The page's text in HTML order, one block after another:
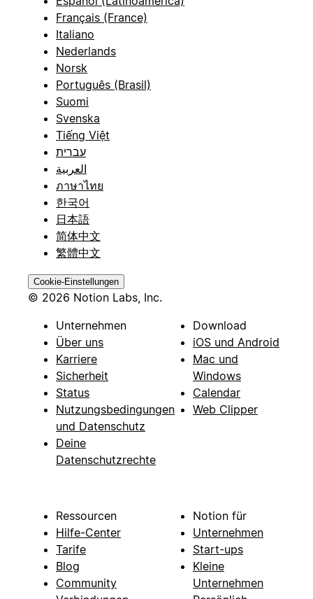
Français (France)
Italiano
Nederlands
Norsk
Português (Brasil)
Suomi
Svenska
Tiếng Việt
עברית
العربية
ภาษาไทย
한국어
日本語
简体中文
繁體中文
Cookie-Einstellungen
© 2026 Notion Labs, Inc.
Unternehmen
Über uns
Karriere
Sicherheit
Status
Nutzungsbedingungen
und Datenschutz
Deine
Datenschutzrechte
Download
iOS und Android
Mac und
Windows
Calendar
Web Clipper
Ressourcen
Hilfe-Center
Tarife
Blog
Community
Notion für
Unternehmen
Start-ups
Kleine
Unternehmen